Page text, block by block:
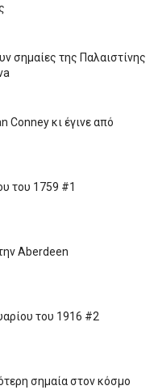
σημαίες της Παλαιστίνης
Conney κι έγινε από
του 1759 #1
Aberdeen
του 1916 #2
σημαία στον κόσμο